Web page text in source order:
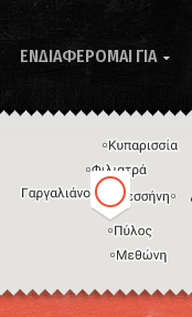
ΕΝΔΙΑΦΕΡΟΜΑΙ ΓΙΑ 